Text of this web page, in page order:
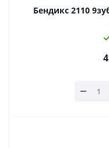
Бендикс 2110